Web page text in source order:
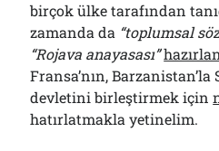
birçok ülke tarafından
zamanda da “toplumsal
“Rojava anayasası”
Fransa’nın,
devletini birleştirmek için
hatırlatmakla yetinelim.